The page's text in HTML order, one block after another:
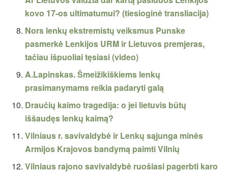
kovo 17-os ultimatumui? (tiesioginė transliacija)
Nors lenkų ekstremistų veiksmus Punske
pasmerkė Lenkijos URM ir Lietuvos premjeras,
tačiau išpuoliai tęsiasi (video)
A.Lapinskas. Šmeižikiškiems lenkų
prasimanymams reikia padaryti galą
Draučių kaimo tragedija: o jei lietuvis būtų
iššaudęs lenkų kaimą?
Vilniaus r. savivaldybė ir Lenkų sąjunga minės
Armijos Krajovos bandymą paimti Vilnių
Vilniaus rajono savivaldybė ruošiasi pagerbti karo